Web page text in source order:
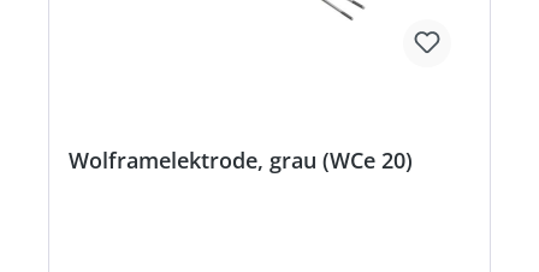
Wolframelektrode, grau (WCe 20)